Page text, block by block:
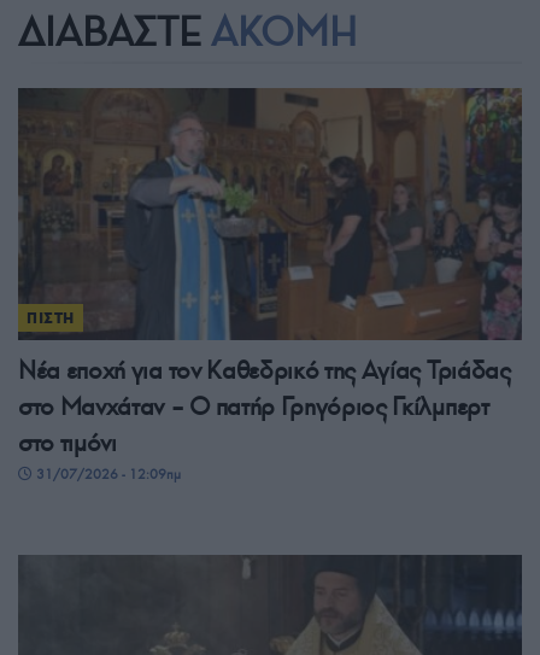
ΔΙΑΒΑΣΤΕ ΑΚΟΜΗ
ΠΙΣΤΗ
Νέα εποχή για τον Καθεδρικό της Αγίας Τριάδας
στο Μανχάταν – O πατήρ Γρηγόριος Γκίλμπερτ
στο τιμόνι
31/07/2026 - 12:09πμ